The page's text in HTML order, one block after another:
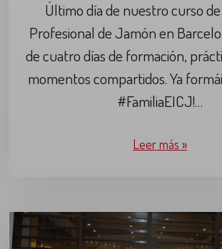
Último día de nuestro curso
Profesional de Jamón en
de cuatro días de formación,
momentos compartidos. Ya
#FamiliaEICJ!…
Leer más »